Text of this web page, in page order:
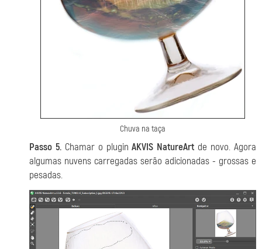
Chuva na taça
Passo 5.Chamar o pluginAKVIS NatureArt de novo. Agora
algumas nuvens carregadas serão adicionadas - grossas e
pesadas.